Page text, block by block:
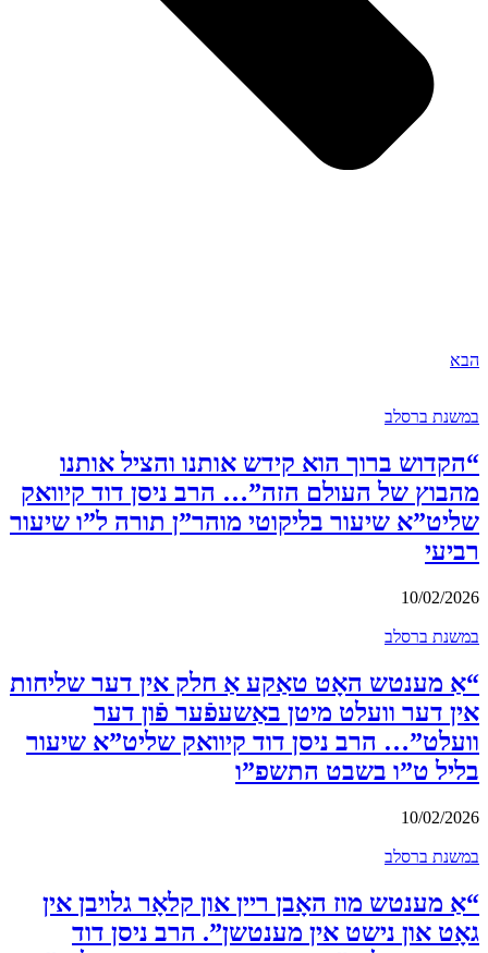
הבא
במשנת ברסלב
“הקדוש ברוך הוא קידש אותנו והציל אותנו
מהבוץ של העולם הזה”… הרב ניסן דוד קיוואק
שליט”א שיעור בליקוטי מוהר”ן תורה ל”ו שיעור
רביעי
10/02/2026
במשנת ברסלב
“אַ מענטש האָט טאַקע אַ חלק אין דער שליחות
אין דער וועלט מיטן באַשעפֿער פֿון דער
וועלט”… הרב ניסן דוד קיוואק שליט”א שיעור
בליל ט”ו בשבט התשפ”ו
10/02/2026
במשנת ברסלב
“אַ מענטש מוז האָבן ריין און קלאָר גלויבן אין
גאָט און נישט אין מענטשן”. הרב ניסן דוד